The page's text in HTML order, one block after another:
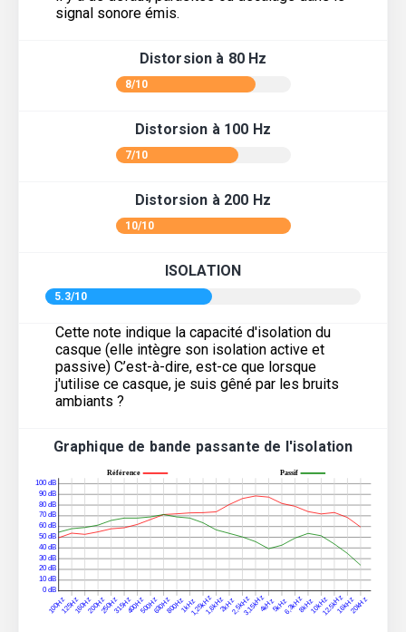
signal sonore émis.
Distorsion à 80 Hz
8/10
Distorsion à 100 Hz
7/10
Distorsion à 200 Hz
10/10
ISOLATION
5.3/10
Cette note indique la capacité d'isolation du
casque (elle intègre son isolation active et
passive) C’est-à-dire, est-ce que lorsque
j'utilise ce casque, je suis gêné par les bruits
ambiants ?
Graphique de bande passante de l'isolation